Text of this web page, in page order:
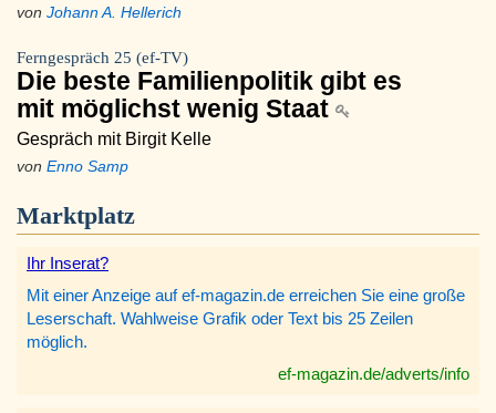
von Johann A. Hellerich
Ferngespräch 25 (ef-TV)
Die beste Familienpolitik gibt es
mit möglichst wenig Staat
Gespräch mit Birgit Kelle
von Enno Samp
Marktplatz
Ihr Inserat?
Mit einer Anzeige auf ef-magazin.de erreichen Sie eine große
Leserschaft. Wahlweise Grafik oder Text bis 25 Zeilen
möglich.
ef-magazin.de/adverts/info